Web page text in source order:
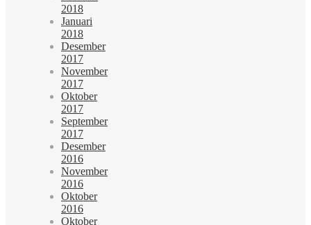
2018
Januari
2018
Desember
2017
November
2017
Oktober
2017
September
2017
Desember
2016
November
2016
Oktober
2016
Oktober